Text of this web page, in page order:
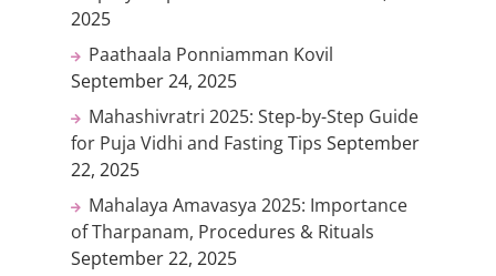
2025
Paathaala Ponniamman Kovil
September 24, 2025
Mahashivratri 2025: Step-by-Step Guide
for Puja Vidhi and Fasting Tips September
22, 2025
Mahalaya Amavasya 2025: Importance
of Tharpanam, Procedures & Rituals
September 22, 2025